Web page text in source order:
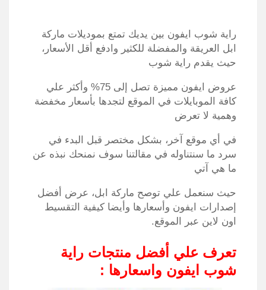
راية شوب ايفون بين يديك تمتع بموديلات ماركة
ابل العريقة والمفضلة للكثير وادفع أقل الأسعار،
حيث يقدم راية شوب
عروض ايفون مميزة تصل إلى 75% وأكثر علي
كافة الموبايلات في الموقع لتجدها بأسعار مخفضة
وهمية لا تعرض
في أي موقع آخر، بشكل مختصر قبل البدء في
سرد ما سنتناوله في مقالتنا سوف نمنحك نبذه عن
ما هي آتي
حيث سنعمل علي توصح ماركة ابل، عرض أفضل
إصدارات ايفون وأسعارها وأيضا كيفية التقسيط
اون لاين عبر الموقع.
تعرف علي أفضل منتجات راية
شوب ايفون واسعارها :